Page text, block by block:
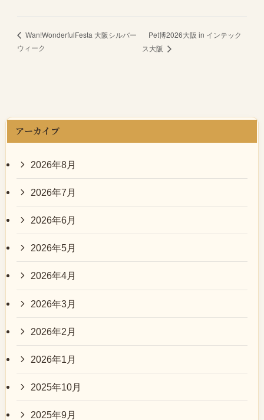
Wan!WonderfulFesta 大阪シルバー
ウィーク
Pet博2026大阪 in インテック
ス大阪
アーカイブ
2026年8月
2026年7月
2026年6月
2026年5月
2026年4月
2026年3月
2026年2月
2026年1月
2025年10月
2025年9月